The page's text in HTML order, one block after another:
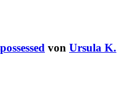
von Ursula K.